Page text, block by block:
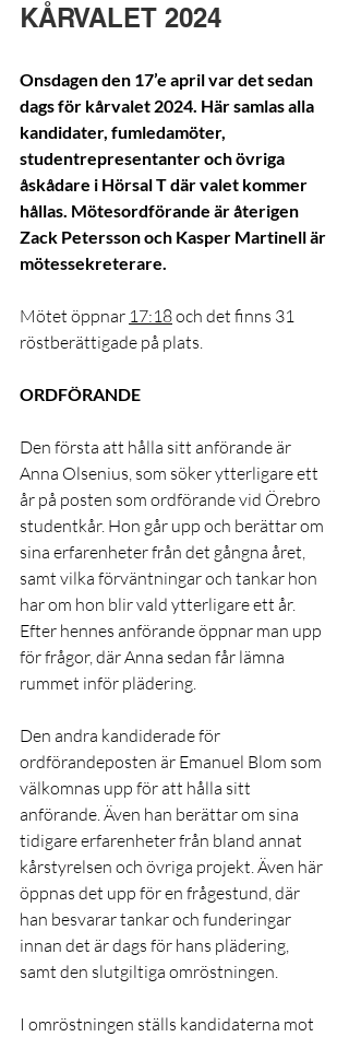
KÅRVALET 2024
Onsdagen den 17’e april var det sedan
dags för kårvalet 2024. Här samlas alla
kandidater, fumledamöter,
studentrepresentanter och övriga
åskådare i Hörsal T där valet kommer
hållas. Mötesordförande är återigen
Zack Petersson och Kasper Martinell är
mötessekreterare.
Mötet öppnar 17:18 och det finns 31
röstberättigade på plats.
ORDFÖRANDE
Den första att hålla sitt anförande är
Anna Olsenius, som söker ytterligare ett
år på posten som ordförande vid Örebro
studentkår. Hon går upp och berättar om
sina erfarenheter från det gångna året,
samt vilka förväntningar och tankar hon
har om hon blir vald ytterligare ett år.
Efter hennes anförande öppnar man upp
för frågor, där Anna sedan får lämna
rummet inför plädering.
Den andra kandiderade för
ordförandeposten är Emanuel Blom som
välkomnas upp för att hålla sitt
anförande. Även han berättar om sina
tidigare erfarenheter från bland annat
kårstyrelsen och övriga projekt. Även här
öppnas det upp för en frågestund, där
han besvarar tankar och funderingar
innan det är dags för hans plädering,
samt den slutgiltiga omröstningen.
I omröstningen ställs kandidaterna mot